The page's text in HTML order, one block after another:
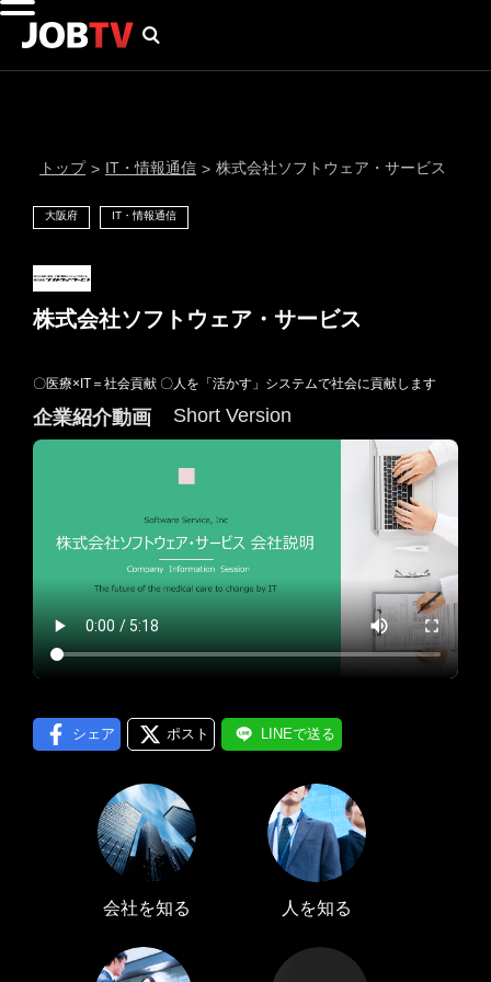
通知設定
LINE通知
トップ > IT・情報通信 > 株式会社ソフトウェア・サービス
大阪府 IT・情報通信
株式会社ソフトウェア・サービス
〇医療×IT＝社会貢献 〇人を「活かす」システムで社会に貢献します
企業紹介動画 Short Version
シェア ポスト LINEで送る
会社を知る 人を知る
にはプロフィール画像のアップロードが必要です
プロフィール編集する
ログインする ＞